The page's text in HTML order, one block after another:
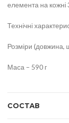
елемента на кожні
Технічні
Розміри (довжина,
Маса – 590 г
СОСТАВ